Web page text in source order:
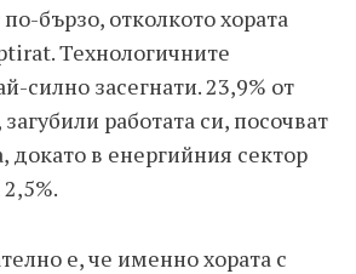
бързо, отколкото хората
Технологичните
силно засегнати. 23,9% от
работата си, посочват
докато в енергийния сектор
е, че именно хората с